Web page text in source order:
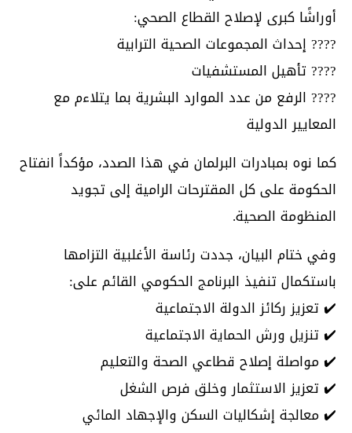
أوراشًا كبرى لإصلاح القطاع الصحي:
???? إحداث المجموعات الصحية الترابية
???? تأهيل المستشفيات
???? الرفع من عدد الموارد البشرية بما يتلاءم مع
المعايير الدولية
كما نوه بمبادرات البرلمان في هذا الصدد، مؤكداً انفتاح
الحكومة على كل المقترحات الرامية إلى تجويد
المنظومة الصحية.
وفي ختام البيان، جددت رئاسة الأغلبية التزامها
باستكمال تنفيذ البرنامج الحكومي القائم على:
✔️ تعزيز ركائز الدولة الاجتماعية
✔️ تنزيل ورش الحماية الاجتماعية
✔️ مواصلة إصلاح قطاعي الصحة والتعليم
✔️ تعزيز الاستثمار وخلق فرص الشغل
✔️ معالجة إشكاليات السكن والإجهاد المائي